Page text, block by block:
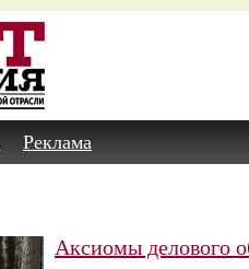
Реклама
Аксиомы делового